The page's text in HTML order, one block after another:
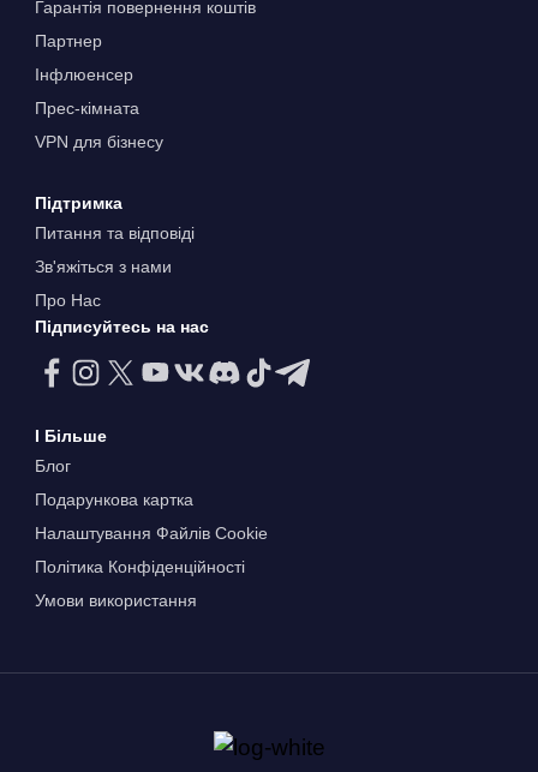
Гарантія повернення коштів
Партнер
Інфлюенсер
Прес-кімната
VPN для бізнесу
Підтримка
Питання та відповіді
Зв'яжіться з нами
Про Нас
Підписуйтесь на нас
І Більше
Блог
Подарункова картка
Налаштування Файлів Сookie
Політика Конфіденційності
Умови використання